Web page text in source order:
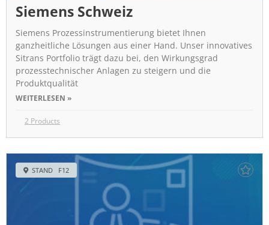
Siemens Schweiz
Siemens Prozessinstrumentierung bietet Ihnen
ganzheitliche Lösungen aus einer Hand. Unser innovatives
Sitrans Portfolio trägt dazu bei, den Wirkungsgrad
prozesstechnischer Anlagen zu steigern und die
Produktqualität
WEITERLESEN »
2 Products
STAND F12